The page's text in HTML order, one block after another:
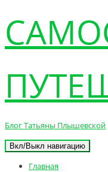
Блог Татьяны Плышевской
Вкл/Выкл навигацию
Главная